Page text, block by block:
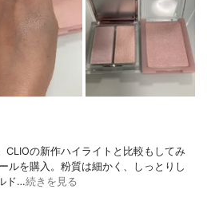
CLIOの新作ハイライトと比較もしてみ
ルを購入。粉質は細かく、しっとりし
ド…続きを見る